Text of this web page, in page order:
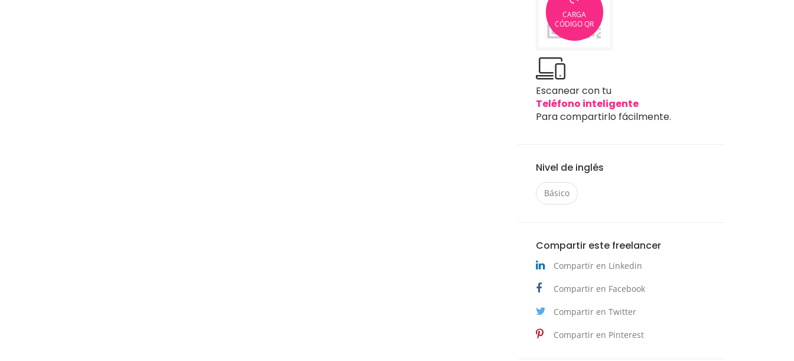
CARGA
CÓDIGO QR
Escanear con tu
Teléfono inteligente
Para compartirlo fácilmente.
Nivel de inglés
Básico
Compartir este freelancer
Compartir en Linkedin
Compartir en Facebook
Compartir en Twitter
Compartir en Pinterest